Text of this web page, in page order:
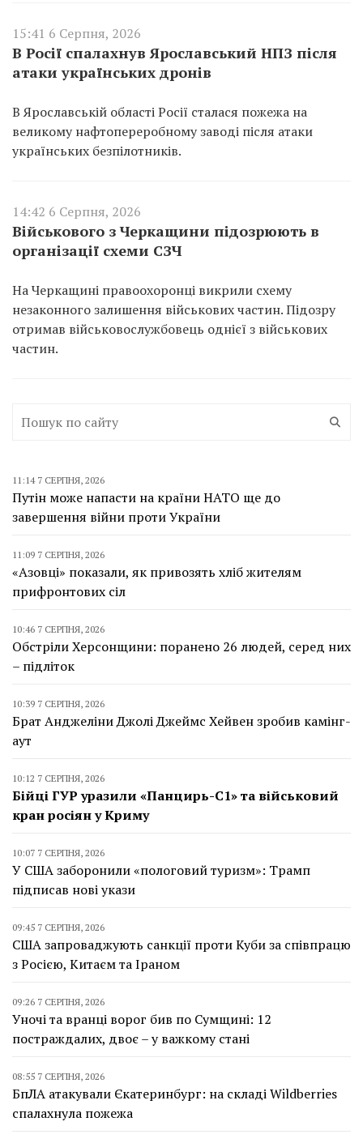
15:41 6 Серпня, 2026
В Росії спалахнув Ярославський НПЗ після
атаки українських дронів
В Ярославській області Росії сталася пожежа на
великому нафтопереробному заводі після атаки
українських безпілотників.
14:42 6 Серпня, 2026
Військового з Черкащини підозрюють в
організації схеми СЗЧ
На Черкащині правоохоронці викрили схему
незаконного залишення військових частин. Підозру
отримав військовослужбовець однієї з військових
частин.
11:14 7 СЕРПНЯ, 2026
Путін може напасти на країни НАТО ще до
завершення війни проти України
11:09 7 СЕРПНЯ, 2026
«Азовці» показали, як привозять хліб жителям
прифронтових сіл
10:46 7 СЕРПНЯ, 2026
Обстріли Херсонщини: поранено 26 людей, серед них
– підліток
10:39 7 СЕРПНЯ, 2026
Брат Анджеліни Джолі Джеймс Хейвен зробив камінг-
аут
10:12 7 СЕРПНЯ, 2026
Бійці ГУР уразили «Панцирь-С1» та військовий
кран росіян у Криму
10:07 7 СЕРПНЯ, 2026
У США заборонили «пологовий туризм»: Трамп
підписав нові укази
09:45 7 СЕРПНЯ, 2026
США запроваджують санкції проти Куби за співпрацю
з Росією, Китаєм та Іраном
09:26 7 СЕРПНЯ, 2026
Уночі та вранці ворог бив по Сумщині: 12
постраждалих, двоє – у важкому стані
08:55 7 СЕРПНЯ, 2026
БпЛА атакували Єкатеринбург: на складі Wildberries
спалахнула пожежа